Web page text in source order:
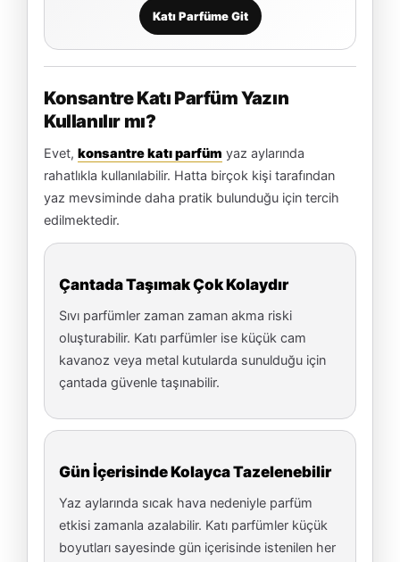
Katı Parfüme Git
Konsantre Katı Parfüm Yazın
Kullanılır mı?
Evet, konsantre katı parfüm yaz aylarında
rahatlıkla kullanılabilir. Hatta birçok kişi tarafından
yaz mevsiminde daha pratik bulunduğu için tercih
edilmektedir.
Çantada Taşımak Çok Kolaydır
Sıvı parfümler zaman zaman akma riski
oluşturabilir. Katı parfümler ise küçük cam
kavanoz veya metal kutularda sunulduğu için
çantada güvenle taşınabilir.
Gün İçerisinde Kolayca Tazelenebilir
Yaz aylarında sıcak hava nedeniyle parfüm
etkisi zamanla azalabilir. Katı parfümler küçük
boyutları sayesinde gün içerisinde istenilen her